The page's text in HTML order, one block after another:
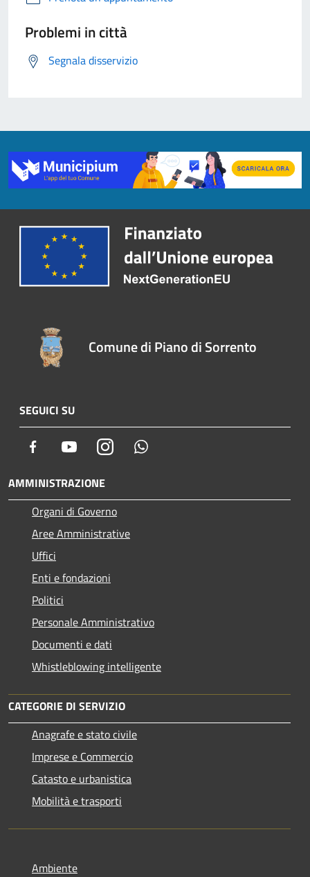
Problemi in città
Segnala disservizio
Comune di Piano di Sorrento
SEGUICI SU
Facebook YoutubeInstagram
AMMINISTRAZIONE
Organi di Governo
Aree Amministrative
Uffici
Enti e fondazioni
Politici
Personale Amministrativo
Documenti e dati
Whistleblowing intelligente
CATEGORIE DI SERVIZIO
Anagrafe e stato civile
Imprese e Commercio
Catasto e urbanistica
Mobilità e trasporti
Ambiente